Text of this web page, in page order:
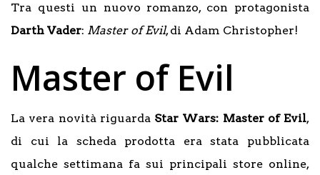
Tra questi un nuovo romanzo, con protagonista
Darth Vader: Master of Evil, di Adam Christopher!
Master of Evil
La vera novità riguarda Star Wars: Master of Evil,
di cui la scheda prodotta era stata pubblicata
qualche settimana fa sui principali store online,